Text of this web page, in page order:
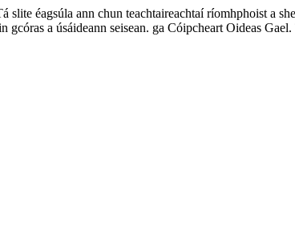
slite éagsúla ann chun teachtaireachtaí ríomhphoist a
a úsáideann seisean. ga Cóipcheart Oideas Gael.